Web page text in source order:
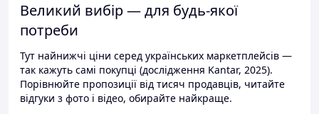
Великий вибір — для будь-якої
потреби
Тут найнижчі ціни серед українських маркетплейсів —
так кажуть самі покупці (дослідження Kantar, 2025).
Порівнюйте пропозиції від тисяч продавців, читайте
відгуки з фото і відео, обирайте найкраще.